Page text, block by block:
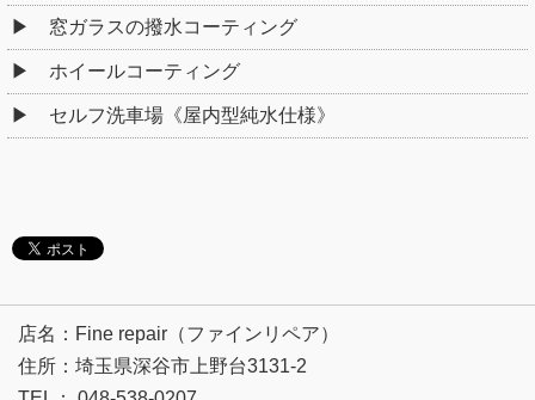
窓ガラスの撥水コーティング
ホイールコーティング
セルフ洗車場《屋内型純水仕様》
店名：Fine repair（ファインリペア）
住所：埼玉県深谷市上野台3131-2